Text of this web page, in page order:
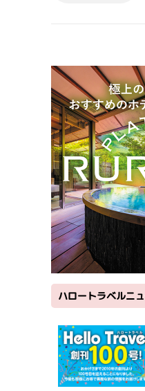
ハロートラベルニ